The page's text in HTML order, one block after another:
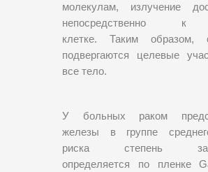
молекулам, излучение
непосредственно к
клетке. Таким образом,
подвергаются целевые
все тело.
У больных раком
железы в группе
риска степень
определяется по пленке